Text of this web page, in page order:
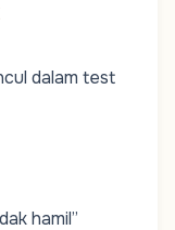
dalam test
hamil”